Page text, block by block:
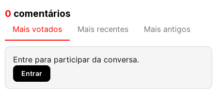
0 comentários
Mais votados Mais recentes Mais antigos
Entre para participar da conversa.
Entrar